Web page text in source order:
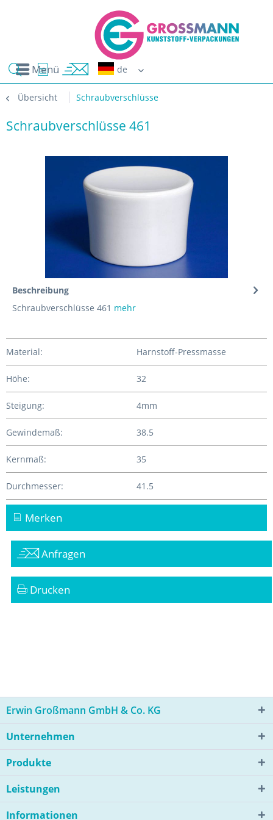
Menü
Übersicht Schraubverschlüsse
Schraubverschlüsse 461
Beschreibung
Schraubverschlüsse 461 mehr
Material: Harnstoff-Pressmasse
Höhe: 32
Steigung: 4mm
Gewindemaß: 38.5
Kernmaß: 35
Durchmesser: 41.5
Merken
Anfragen
Drucken
Erwin Großmann GmbH & Co. KG
Unternehmen
Produkte
Leistungen
Informationen